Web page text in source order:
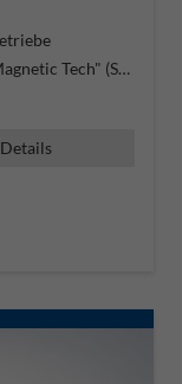
Grau, Magnetic Tech" (S7)"
Details